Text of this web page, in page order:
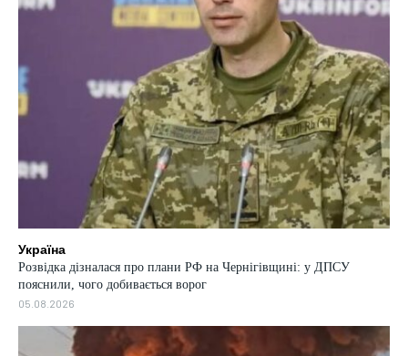
Україна
Розвідка дізналася про плани РФ на Чернігівщині: у ДПСУ
пояснили, чого добивається ворог
05.08.2026